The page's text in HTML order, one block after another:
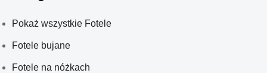
Pokaż wszystkie Fotele
Fotele bujane
Fotele na nóżkach